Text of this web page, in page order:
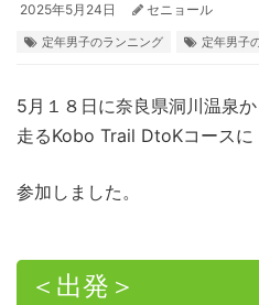
2025年5月24日 セニョール
定年男子のランニング 定年男子
5月１８日に奈良県洞川温泉
走るKobo Trail DtoKコースに
参加しました。
＜出発＞